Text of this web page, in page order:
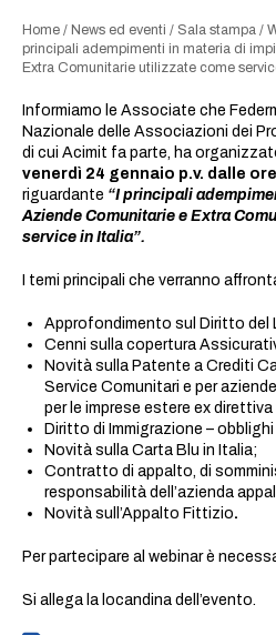
Home / News ed eventi / Sala stampa /
principali adempimenti in materia di
Extra Comunitarie utilizzate come
Informiamo le Associate che
Nazionale delle Associazioni dei
di cui Acimit fa parte, ha
venerdì 24 gennaio p.v. dalle
riguardante “I principali
Aziende Comunitarie e Extra
service in Italia”.
I temi principali che verranno
Approfondimento sul Diritto del
Cenni sulla copertura
Novità sulla Patente a Crediti
Service Comunitari e per
per le imprese estere ex direttiva
Diritto di Immigrazione –
Novità sulla Carta Blu in Italia;
Contratto di appalto, di
responsabilità dell’azienda
Novità sull’Appalto Fittizio.
Per partecipare al webinar è
Si allega la locandina dell’evento.